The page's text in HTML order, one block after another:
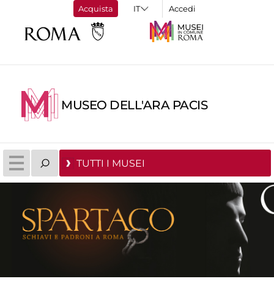
Acquista Accedi
MUSEO DELL'ARA PACIS
TUTTI I MUSEI